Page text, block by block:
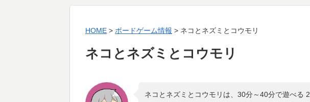
HOME > ボードゲーム情報 > ネコとネズミとコウモリ
ネコとネズミとコウモリ
ネコとネズミとコウモリは、30分～40分で遊べる